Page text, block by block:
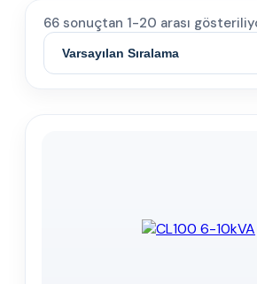
66 sonuçtan 1-20 arası